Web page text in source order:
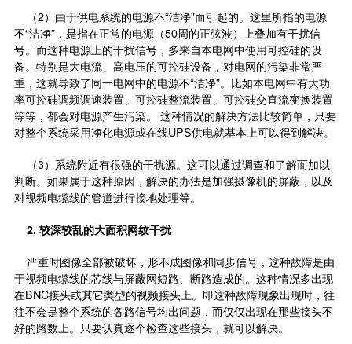
（2）由于供电系统的电源不“洁净”而引起的。这里所指的电源
不“洁净”，是指在正常的电源（50周的正弦波）上叠加有干扰信
号。而这种电源上的干扰信号，多来自本电网中使用可控硅的设
备。特别是大电流、高电压的可控硅设备，对电网的污染非常严
重，这就导致了同一电网中的电源不“洁净”。比如本电网中有大功
率可控硅调频调速装置、可控硅整流装置、可控硅交直流变换装置
等等，都会对电源产生污染。 这种情况的解决方法比较简单，只要
对整个系统采用净化电源或在线UPS供电就基本上可以得到解决。
（3）系统附近有很强的干扰源。这可以通过调查和了解而加以
判断。如果属于这种原因，解决的办法是加强摄像机的屏蔽，以及
对视频电缆线的管道进行接地处理等。
2. 较深较乱的大面积网纹干扰
严重时图像全部被破坏，形不成图像和同步信号，这种故障是由
于视频电缆线的芯线与屏蔽网短路、断路造成的。这种情况多出现
在BNC接头或其它类型的视频接头上。即这种故障现象出现时，往
往不会是整个系统的各路信号均出问题，而仅仅出现在那些接头不
好的路数上。只要认真逐个检查这些接头，就可以解决。